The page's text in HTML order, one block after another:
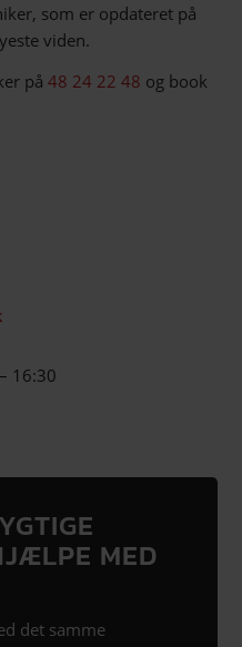
MED
det samme
som er opdateret på
viden.
på48 24 22 48 og book
16:30